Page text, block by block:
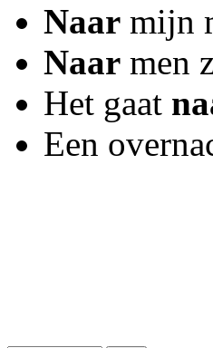
Naar mijn
Naar men
Het gaat
Een